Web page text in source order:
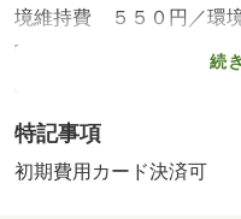
境維持費 ５５０円／環
込）／引落手数料 ５２
００円（税込）／一部設
契約要、有償）／駐輪場
等：加入要（月額賃料等
続
特記事項
初期費用カード決済可